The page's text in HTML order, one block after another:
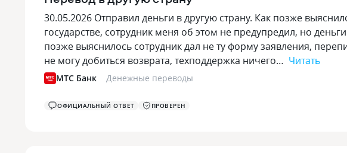
30.05.2026 Отправил деньги в другую страну. Как позже
государстве, сотрудник меня об этом не предупредил, но
позже выяснилось сотрудник дал не ту форму заявления,
не могу добиться возврата, техподдержка ничего… Читать
МТС Банк Денежные переводы
ОФИЦИАЛЬНЫЙ ОТВЕТ ПРОВЕРЕН